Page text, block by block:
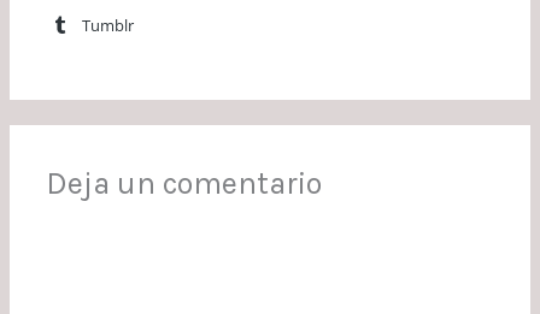
Tumblr
Deja un comentario